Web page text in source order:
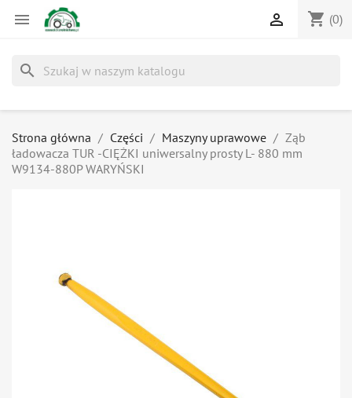
 shopping_cart (0)

search
Strona główna Części Maszyny uprawowe
Ząb
ładowacza TUR -CIĘŻKI uniwersalny prosty L- 880 mm
W9134-880P WARYŃSKI